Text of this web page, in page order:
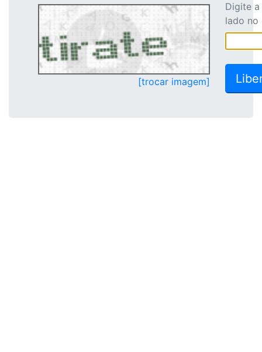
[trocar imagem]
Digite
lado no